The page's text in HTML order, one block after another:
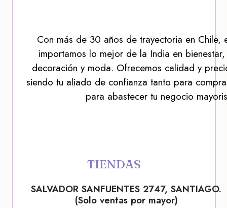
Con más de 30 años de trayectoria en Chile,
importamos lo mejor de la India en
decoración y moda. Ofrecemos calidad y
siendo tu aliado de confianza tanto para
para abastecer tu negocio
TIENDAS
SALVADOR SANFUENTES 2747, SANTIAGO.
(Solo ventas por mayor)